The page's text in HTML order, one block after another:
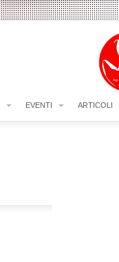
EVENTI ARTICOLI